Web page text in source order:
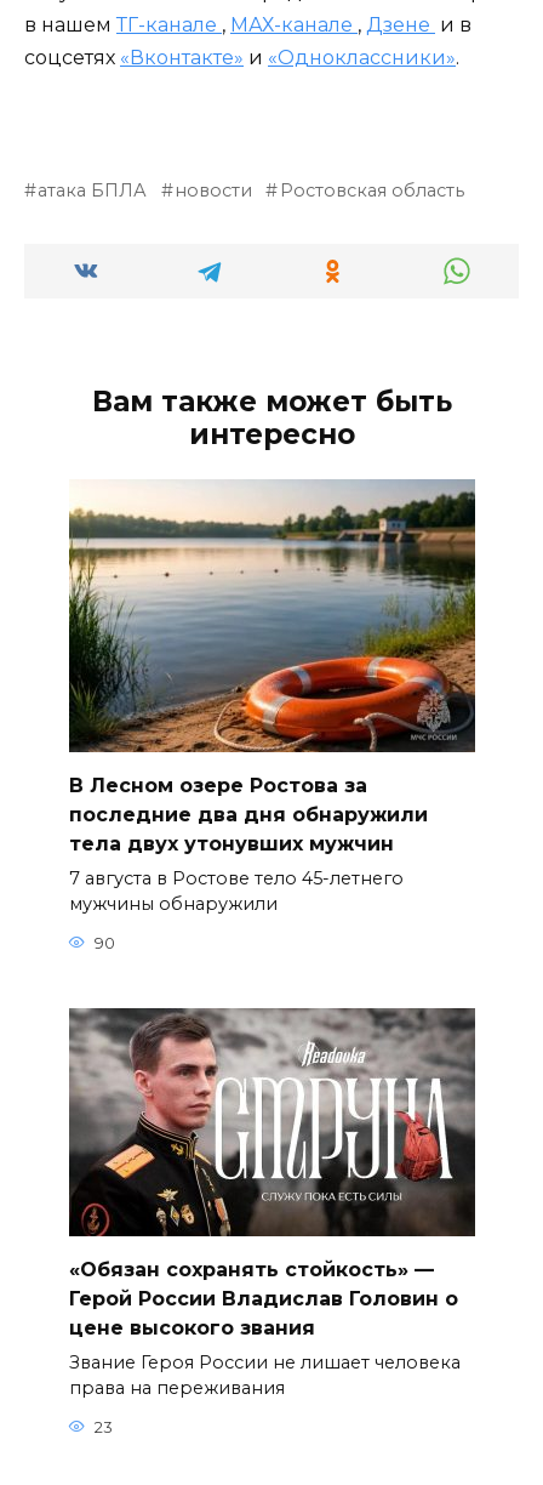
в нашем ТГ-канале , МАХ-канале , Дзене и в
соцсетях «Вконтакте» и «Одноклассники».
атака БПЛА новости Ростовская область
Вам также может быть
интересно
В Лесном озере Ростова за
последние два дня обнаружили
тела двух утонувших мужчин
7 августа в Ростове тело 45-летнего
мужчины обнаружили
90
«Обязан сохранять стойкость» —
Герой России Владислав Головин о
цене высокого звания
Звание Героя России не лишает человека
права на переживания
23